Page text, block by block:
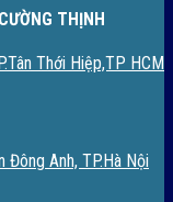
THỊNH
Thới Hiệp,TP HCM
Đông Anh, TP.Hà Nội